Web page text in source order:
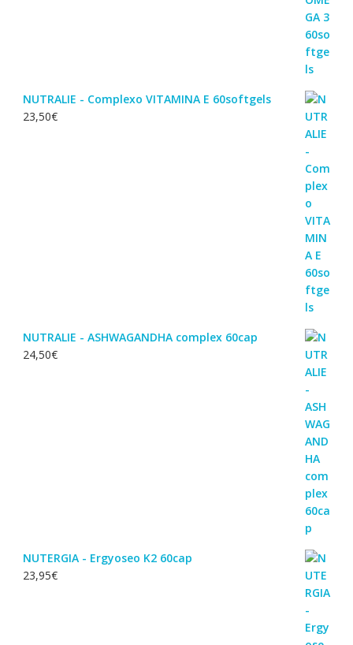
NUTRALIE - Complexo VITAMINA E 60softgels
23,50€
NUTRALIE - ASHWAGANDHA complex 60cap
24,50€
NUTERGIA - Ergyoseo K2 60cap
23,95€